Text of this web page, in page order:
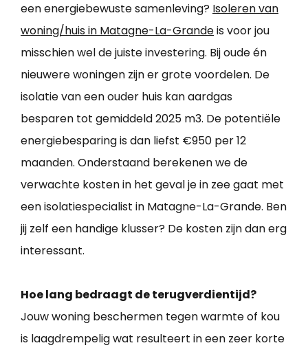
een energiebewuste samenleving? Isoleren van
woning/huis in Matagne-La-Grandeis voor jou
misschien wel de juiste investering. Bij oude én
nieuwere woningen zijn er grote voordelen. De
isolatie van een ouder huis kan aardgas
besparen tot gemiddeld 2025 m3. De potentiële
energiebesparing is dan liefst €950 per 12
maanden. Onderstaand berekenen we de
verwachte kosten in het geval je in zee gaat met
een isolatiespecialist in Matagne-La-Grande. Ben
jij zelf een handige klusser? De kosten zijn dan erg
interessant.
Hoe lang bedraagt de terugverdientijd?
Jouw woning beschermen tegen warmte of kou
is laagdrempelig wat resulteert in een zeer korte